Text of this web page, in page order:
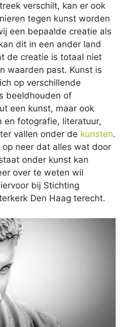
verschilt, kan er ook
tegen kunst worden
een bepaalde creatie als
dit in een ander land
de creatie is totaal niet
waarden past. Kunst is
op verschillende
beeldhouden of
een kunst, maar ook
en fotografie, literatuur,
vallen onder de kunsten.
op neer dat alles wat door
onder kunst kan
over te weten wil
bij Stichting
Den Haag terecht.